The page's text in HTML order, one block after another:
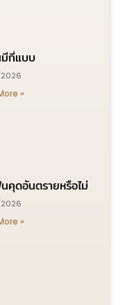
กี่แบบ
»
คุดอันตรายหรือไม่
»